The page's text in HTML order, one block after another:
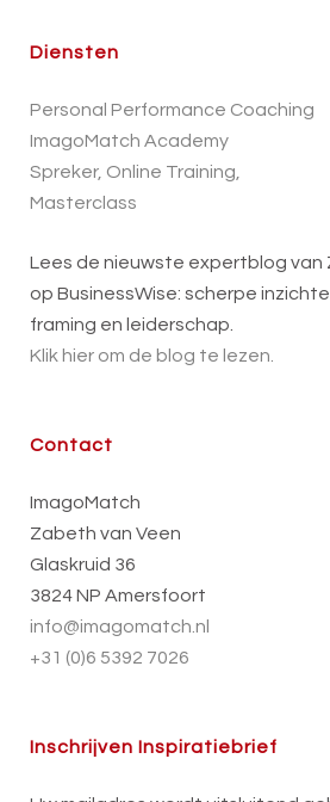
Diensten
Personal Performance Coaching
ImagoMatch Academy
Spreker, Online Training,
Masterclass
Lees de nieuwste expertblog van
op BusinessWise: scherpe
framing en leiderschap.
Klik hier om de blog te lezen.
Contact
ImagoMatch
Zabeth van Veen
Glaskruid 36
3824 NP Amersfoort
info@imagomatch.nl
+31 (0)6 5392 7026
Inschrijven Inspiratiebrief